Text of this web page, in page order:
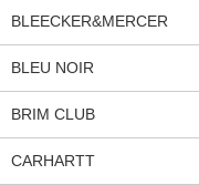
BLEECKER&MERCER
BLEU NOIR
BRIM CLUB
CARHARTT